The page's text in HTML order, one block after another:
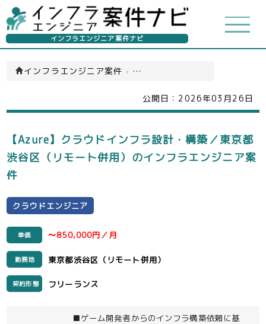
インフラエンジニア案件ナビ
インフラエンジニア案件 › クラウドエンジニア(一覧)
公開日： 2026年03月26日
【Azure】クラウドインフラ設計・構築／東京都
渋谷区（リモート併用）のインフラエンジニア案
件
クラウドエンジニア
単価 〜850,000円／月
勤務地 東京都渋谷区（リモート併用）
契約形態 フリーランス
■ゲーム開発者からのインフラ構築依頼に基